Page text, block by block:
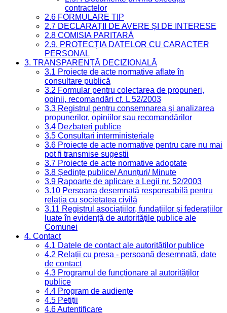
contractelor
2.6 FORMULARE TIP
2.7 DECLARAȚII DE AVERE ȘI DE INTERESE
2.8 COMISIA PARITARĂ
2.9. PROTECȚIA DATELOR CU CARACTER
PERSONAL
3. TRANSPARENȚĂ DECIZIONALĂ
3.1 Proiecte de acte normative aflate în
consultare publică
3.2 Formular pentru colectarea de propuneri,
opinii, recomandări cf. L 52/2003
3.3 Registrul pentru consemnarea și analizarea
propunerilor, opiniilor sau recomandărilor
3.4 Dezbateri publice
3.5 Consultari interministeriale
3.6 Proiecte de acte normative pentru care nu mai
pot fi transmise sugestii
3.7 Proiecte de acte normative adoptate
3.8 Ședințe publice/ Anunțuri/ Minute
3.9 Rapoarte de aplicare a Legii nr. 52/2003
3.10 Persoana desemnată responsabilă pentru
relația cu societatea civilă
3.11 Registrul asociațiilor, fundațiilor și federațiilor
luate în evidență de autoritățile publice ale
Comunei
4. Contact
4.1 Datele de contact ale autorităților publice
4.2 Relații cu presa - persoană desemnată, date
de contact
4.3 Programul de funcționare al autorităților
publice
4.4 Program de audiențe
4.5 Petiții
4.6 Autentificare